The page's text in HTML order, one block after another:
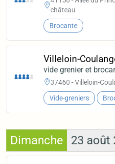
château
Brocante
Villeloin-
vide grenier et
37460 - Villeloin-
Vide-greniers
Dimanche 23 août